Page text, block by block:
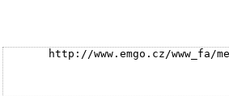
http://www.emgo.cz/www_fa/